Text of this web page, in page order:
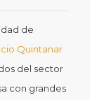
de
Quintanar
del sector
con grandes